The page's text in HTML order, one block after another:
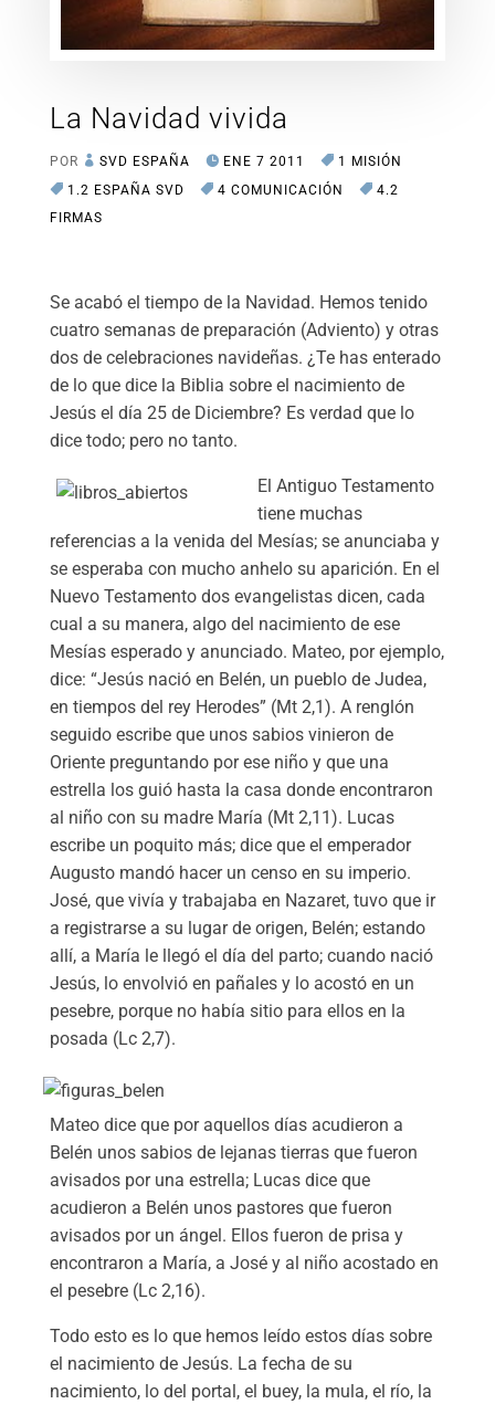
La Navidad vivida
POR SVD ESPAÑA ENE 7 2011
1 MISIÓN
1.2 ESPAÑA SVD
4 COMUNICACIÓN
4.2
FIRMAS
Se acabó el tiempo de la Navidad. Hemos tenido
cuatro semanas de preparación (Adviento) y otras
dos de celebraciones navideñas. ¿Te has enterado
de lo que dice la Biblia sobre el nacimiento de
Jesús el día 25 de Diciembre? Es verdad que lo
dice todo; pero no tanto.
El Antiguo Testamento
tiene muchas
referencias a la venida del Mesías; se anunciaba y
se esperaba con mucho anhelo su aparición. En el
Nuevo Testamento dos evangelistas dicen, cada
cual a su manera, algo del nacimiento de ese
Mesías esperado y anunciado. Mateo, por ejemplo,
dice: “Jesús nació en Belén, un pueblo de Judea,
en tiempos del rey Herodes” (Mt 2,1). A renglón
seguido escribe que unos sabios vinieron de
Oriente preguntando por ese niño y que una
estrella los guió hasta la casa donde encontraron
al niño con su madre María (Mt 2,11). Lucas
escribe un poquito más; dice que el emperador
Augusto mandó hacer un censo en su imperio.
José, que vivía y trabajaba en Nazaret, tuvo que ir
a registrarse a su lugar de origen, Belén; estando
allí, a María le llegó el día del parto; cuando nació
Jesús, lo envolvió en pañales y lo acostó en un
pesebre, porque no había sitio para ellos en la
posada (Lc 2,7).
Mateo dice que por aquellos días acudieron a
Belén unos sabios de lejanas tierras que fueron
avisados por una estrella; Lucas dice que
acudieron a Belén unos pastores que fueron
avisados por un ángel. Ellos fueron de prisa y
encontraron a María, a José y al niño acostado en
el pesebre (Lc 2,16).
Todo esto es lo que hemos leído estos días sobre
el nacimiento de Jesús. La fecha de su
nacimiento, lo del portal, el buey, la mula, el río, la